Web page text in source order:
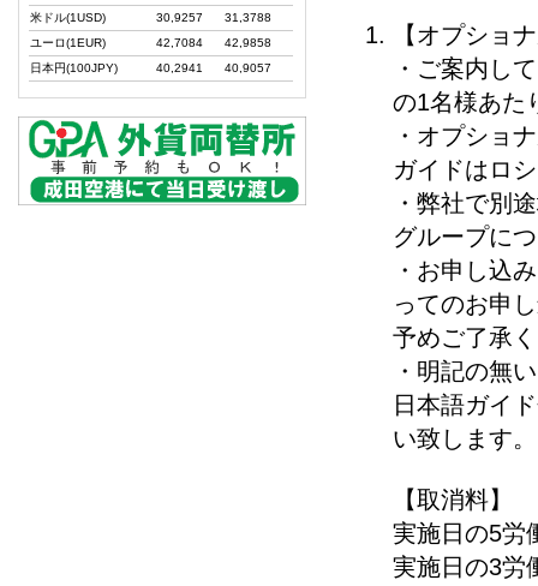
【オプショ
・ご案内し
の1名様あた
・オプショ
ガイドはロ
・弊社で別
グループに
・お申し込
ってのお申
予めご了承
・明記の無
日本語ガイ
い致します。
【取消料】
実施日の5
実施日の3労
米ドル(1USD)
30,9257
31,3788
ユーロ(1EUR)
42,7084
42,9858
日本円(100JPY)
40,2941 40,9057